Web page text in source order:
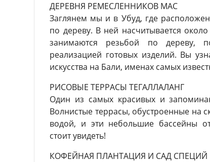
ДЕРЕВНЯ РЕМЕСЛЕННИКОВ МАС
Заглянем мы и в Убуд, где
по дереву. В ней насчитывается
занимаются резьбой по дереву,
реализацией готовых изделий. Вы
искусства на Бали, именах самых
РИСОВЫЕ ТЕРРАСЫ ТЕГАЛЛАЛАНГ
Один из самых красивых и
Волнистые террасы, обустроенные на
водой, и эти небольшие бассейны
стоит увидеть!
КОФЕЙНАЯ ПЛАНТАЦИЯ И САД СПЕЦИЙ